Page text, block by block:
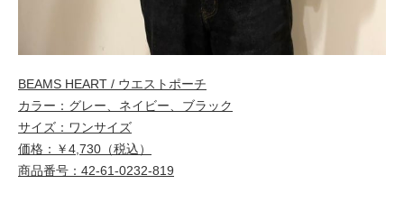
BEAMS HEART / ウエストポーチ
カラー：グレー、ネイビー、ブラック
サイズ：ワンサイズ
価格：￥4,730（税込）
商品番号：42-61-0232-819